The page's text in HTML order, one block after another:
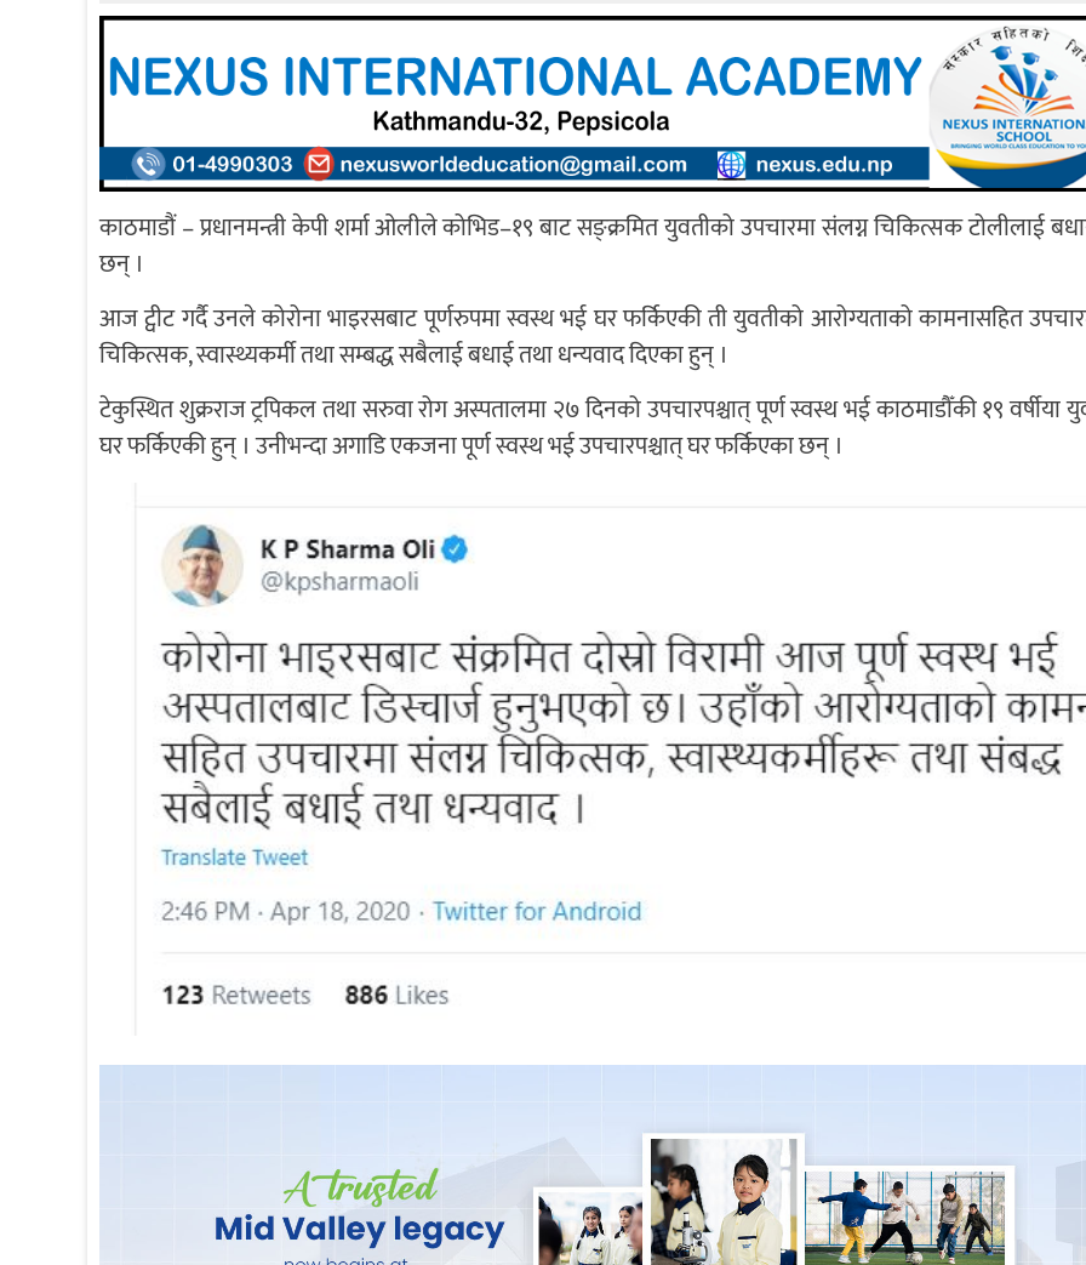
काठमाडौं – प्रधानमन्त्री केपी शर्मा ओलीले कोभिड–१९ बाट सङ्क्रमित युवतीको उपचारमा संलग्न चिकित्सक टोलीलाई
छन् ।
आज ट्वीट गर्दै उनले कोरोना भाइरसबाट पूर्णरुपमा स्वस्थ भई घर फर्किएकी ती युवतीको आरोग्यताको कामनासहित
चिकित्सक, स्वास्थ्यकर्मी तथा सम्बद्ध सबैलाई बधाई तथा धन्यवाद दिएका हुन् ।
टेकुस्थित शुक्रराज ट्रपिकल तथा सरुवा रोग अस्पतालमा २७ दिनको उपचारपश्चात् पूर्ण स्वस्थ भई काठमाडौँकी १९
घर फर्किएकी हुन् । उनीभन्दा अगाडि एकजना पूर्ण स्वस्थ भई उपचारपश्चात् घर फर्किएका छन् ।